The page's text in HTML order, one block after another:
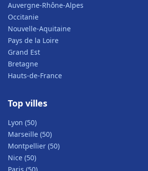
Auvergne-Rhône-Alpes
Occitanie
Nouvelle-Aquitaine
Pays de la Loire
Grand Est
Bretagne
Hauts-de-France
Top villes
Lyon (50)
Marseille (50)
Montpellier (50)
Nice (50)